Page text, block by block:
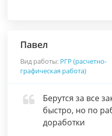
Павел
Вид работы: РГР (расчетно-
графическая работа)
Берутся за все
быстро, но по
доработки